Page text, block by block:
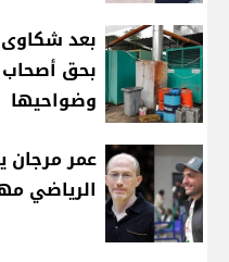
بحق
وضواحيها
عمر مرجان
الرياضي